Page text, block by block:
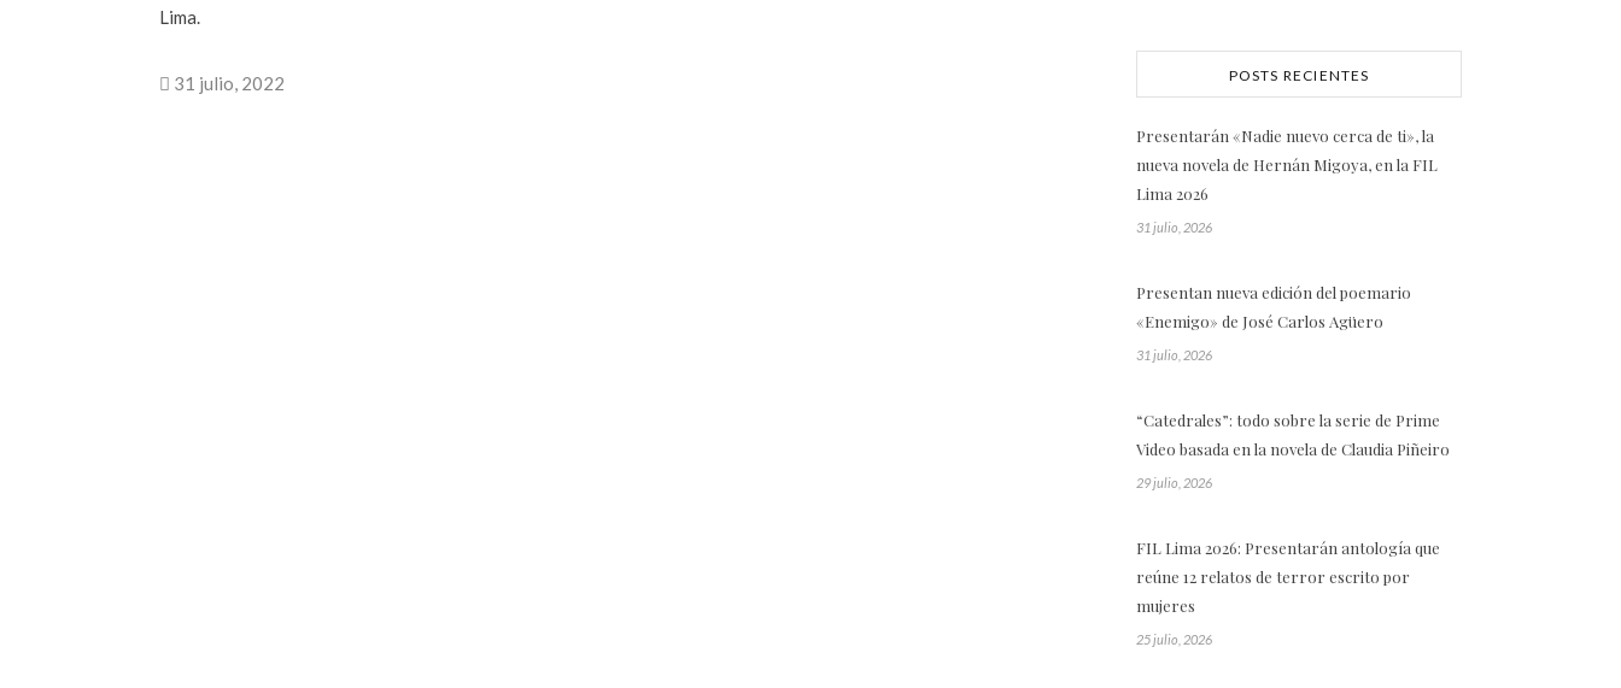
Lima.
31 julio, 2022 POSTS RECIENTES
Presentarán «Nadie nuevo cerca de ti», la
nueva novela de Hernán Migoya, en la FIL
Lima 2026
31 julio, 2026
Presentan nueva edición del poemario
«Enemigo» de José Carlos Agüero
31 julio, 2026
“Catedrales”: todo sobre la serie de Prime
Video basada en la novela de Claudia Piñeiro
29 julio, 2026
FIL Lima 2026: Presentarán antología que
reúne 12 relatos de terror escrito por
mujeres
25 julio, 2026